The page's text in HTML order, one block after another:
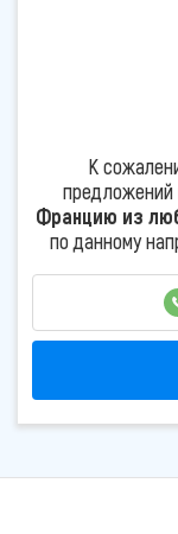
К
предложений
Францию из
по данному